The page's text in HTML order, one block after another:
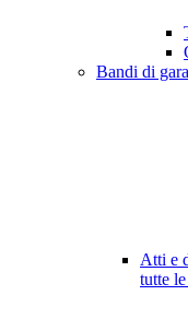
Bandi di
Atti e
tutte